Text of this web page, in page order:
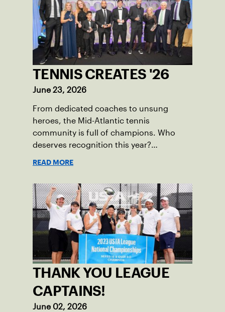
TENNIS CREATES '26
June 23, 2026
From dedicated coaches to unsung
heroes, the Mid-Atlantic tennis
community is full of champions. Who
deserves recognition this year?
READ MORE
THANK YOU LEAGUE
CAPTAINS!
June 02, 2026